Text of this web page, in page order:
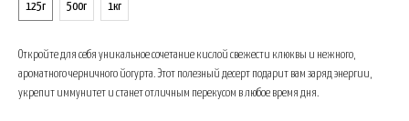
125г 500г 1кг
Откройте для себя уникальное сочетание кислой свежести клюквы и нежного,
ароматного черничного йогурта. Этот полезный десерт подарит вам заряд энергии,
укрепит иммунитет и станет отличным перекусом в любое время дня.